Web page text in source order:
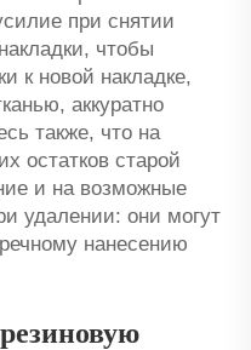
при снятии
чтобы
к новой накладке,
аккуратно
также, что на
остатков старой
и на возможные
удалении: они могут
нанесению